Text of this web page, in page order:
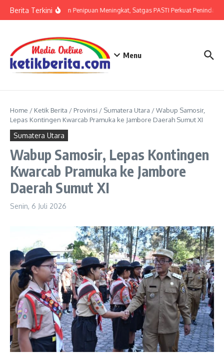
Berita TerkiniAncaman Penipuan Meningkat, Satgas PASTI Perkuat Penindakan
Menu
Home / Ketik Berita / Provinsi / Sumatera Utara /Wabup Samosir,
Lepas Kontingen Kwarcab Pramuka ke Jambore Daerah Sumut XI
Sumatera Utara
Wabup Samosir, Lepas Kontingen
Kwarcab Pramuka ke Jambore
Daerah Sumut XI
Senin, 6 Juli 2026